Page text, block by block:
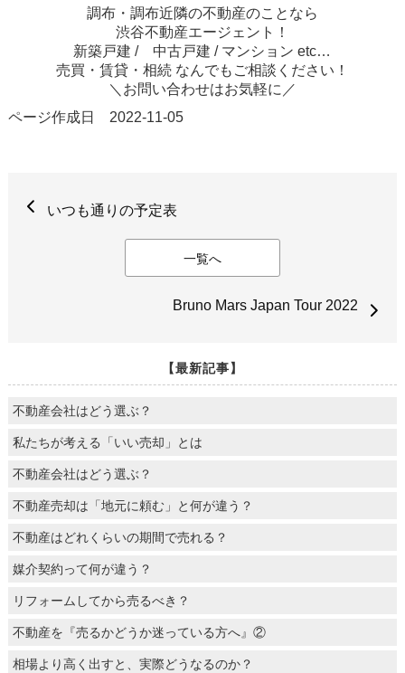
調布・調布近隣の不動産のことなら
渋谷不動産エージェント！
新築戸建 / 中古戸建 / マンション etc…
売買・賃貸・相続 なんでもご相談ください！
＼お問い合わせはお気軽に／
ページ作成日 2022-11-05
いつも通りの予定表
一覧へ
Bruno Mars Japan Tour 2022
【最新記事】
不動産会社はどう選ぶ？
私たちが考える「いい売却」とは
不動産会社はどう選ぶ？
不動産売却は「地元に頼む」と何が違う？
不動産はどれくらいの期間で売れる？
媒介契約って何が違う？
リフォームしてから売るべき？
不動産を『売るかどうか迷っている方へ』②
相場より高く出すと、実際どうなるのか？